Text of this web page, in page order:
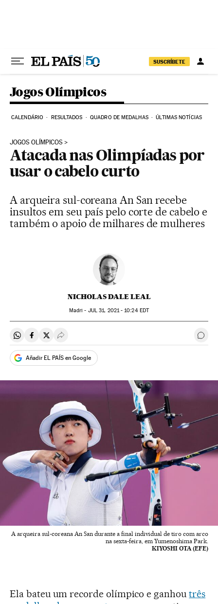
SUSCRÍBETE
Jogos Olímpicos
CALENDÁRIO RESULTADOS QUADRO DE MEDALHAS ÚLTIMAS NOTÍCIAS
JOGOS OLÍMPICOS
Atacada nas Olimpíadas por
usar o cabelo curto
A arqueira sul-coreana An San recebe
insultos em seu país pelo corte de cabelo e
também o apoio de milhares de mulheres
NICHOLAS DALE LEAL
Madri - JUL 31, 2021 - 10:24EDT
Compartir en Whatsapp
Compartir en Facebook
Compartir en Twitter
Desplegar Redes Sociales
Añadir EL PAÍS en Google
A arqueira sul-coreana An San durante a final individual de tiro com arco
na sexta-feira, em Yumenoshima Park.
KIYOSHI OTA (EFE)
Ela bateu um recorde olímpico e ganhoutrês